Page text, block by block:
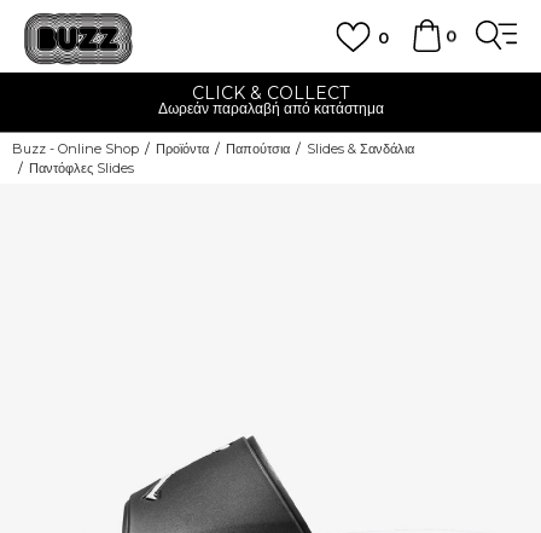
0
0
CLICK & COLLECT
Δωρεάν παραλαβή από κατάστημα
Buzz - Online Shop Προϊόντα Παπούτσια
Slides & Σανδάλια
Παντόφλες Slides